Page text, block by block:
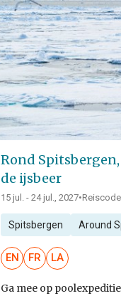
Rond
de ijsbeer
15 jul. - 24 jul., 2027•
Spitsbergen Around
EN FR LA
Ga mee op